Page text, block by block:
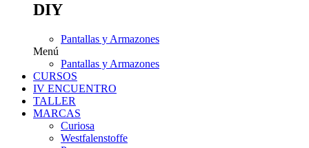
DIY
Pantallas y Armazones
Menú
Pantallas y Armazones
CURSOS
IV ENCUENTRO
TALLER
MARCAS
Curiosa
Westfalenstoffe